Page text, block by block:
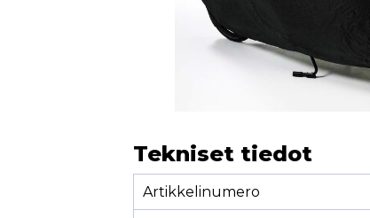
Tekniset tiedot
Artikkelinumero